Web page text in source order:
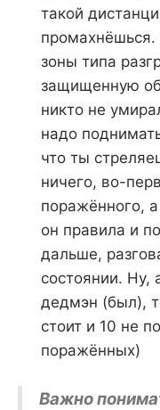
такой
промахнёшься.
зоны типа
защищенную
никто не
надо
что ты
ничего, во-
поражённого,
он правила и
дальше,
состоянии. Ну,
дедмэн (был),
стоит и 10 не
поражённых)
Важно